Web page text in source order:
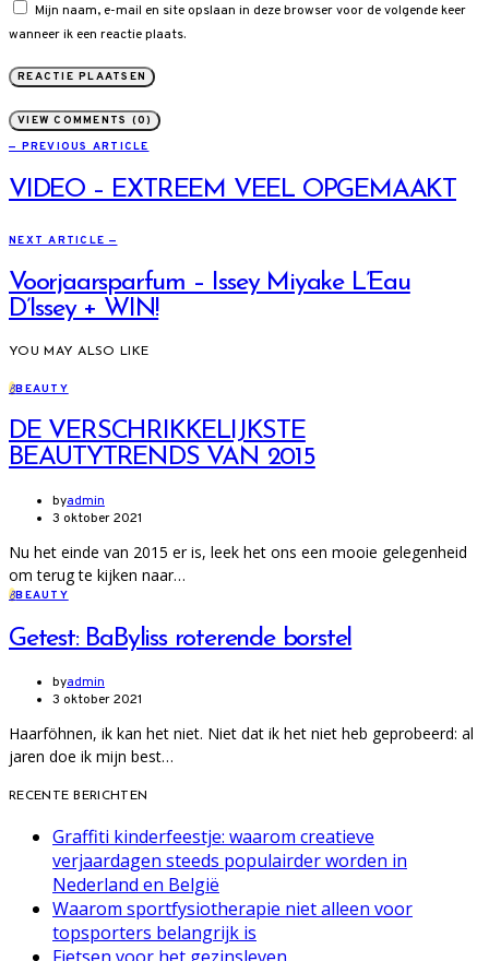
Mijn naam, e-mail en site opslaan in deze browser voor de volgende keer
wanneer ik een reactie plaats.
VIEW COMMENTS (0)
— PREVIOUS ARTICLE
VIDEO – EXTREEM VEEL OPGEMAAKT
NEXT ARTICLE —
Voorjaarsparfum – Issey Miyake L’Eau
D’Issey + WIN!
YOU MAY ALSO LIKE
BBEAUTY
DE VERSCHRIKKELIJKSTE
BEAUTYTRENDS VAN 2015
byadmin
3 oktober 2021
Nu het einde van 2015 er is, leek het ons een mooie gelegenheid
om terug te kijken naar…
BBEAUTY
Getest: BaByliss roterende borstel
byadmin
3 oktober 2021
Haarföhnen, ik kan het niet. Niet dat ik het niet heb geprobeerd: al
jaren doe ik mijn best…
RECENTE BERICHTEN
Graffiti kinderfeestje: waarom creatieve
verjaardagen steeds populairder worden in
Nederland en België
Waarom sportfysiotherapie niet alleen voor
topsporters belangrijk is